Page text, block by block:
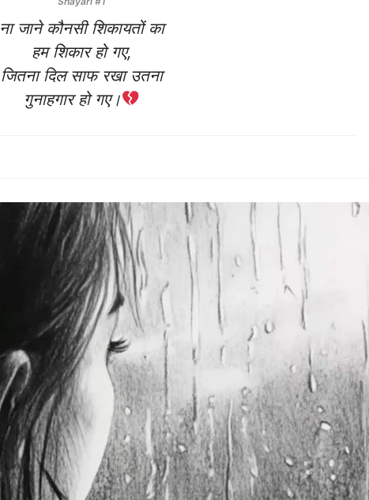
ना जाने कौनसी शिकायतों का
हम शिकार हो गए,
जितना दिल साफ रखा उतना
गुनाहगार हो गए।